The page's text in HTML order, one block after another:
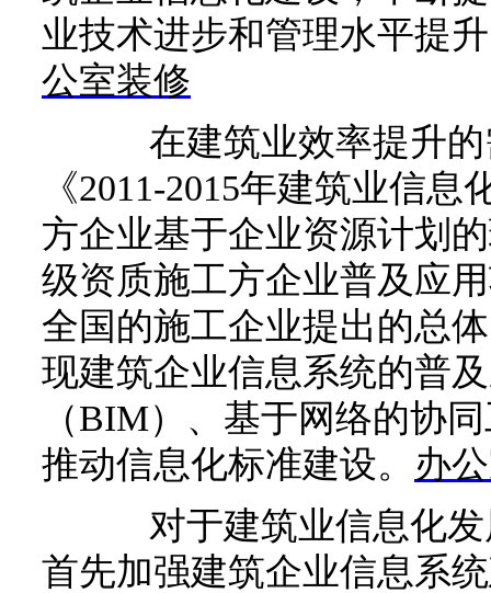
业技术进步和管理水平提
公室装修
在建筑业效率提升的
《2011-2015年建筑业信
方企业基于企业资源计划
级资质施工方企业普及应
全国的施工企业提出的总
现建筑企业信息系统的普
（BIM）、基于网络的协
推动信息化标准建设。 办
对于建筑业信息化发
首先加强建筑企业信息系